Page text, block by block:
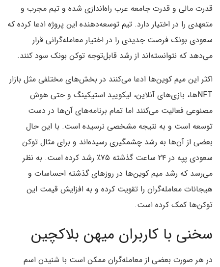
قدرت مالی و قدرت جامعه عرب راه‌اندازی شده و تیم مجرب و
متعهدی را در اختیار دارد. تیم توسعه‌دهنده این پروژه ادعا کرده که
سعودی بونک فرصت جدیدی را در اختیار معامله‌گرانی قرار
می‌دهد که نتوانسته‌اند از رشد قابل‌توجه توکن بونک سود کنند.
اکثر این میم کوین‌ها ادعا می‌کنند در بخش‌های مختلفی مثل بازار
NFTها، بازی‌های آنلاین، لیکویید استیکینگ و حتی هوش
مصنوعی فعالیت می‌کنند اما تمام برنامه‌های آن‌ها در دست
توسعه است و به نتیجه مشخصی نرسیده است. با این حال
بعضی از آن‌ها به رشد چشمگیری رسیده‌اند و برای مثال توکن
سعودی پپه در ۲۴ ساعت گذشته ۷۵٪ رشد کرده است. به نظر
می‌رسد که رشد میم کوین‌ها در روزهای گذشته احساسات و
هیجانات معامله‌گران را تقویت کرده و به افزایش قیمت این
توکن‌ها کمک کرده است.
سخنی با کاربران میهن بلاکچین
در هر صورت بعضی از معامله‌گران ممکن است با شنیدن اسم